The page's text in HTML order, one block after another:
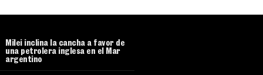
Milei inclina la cancha a favor de
una petrolera inglesa en el Mar
argentino